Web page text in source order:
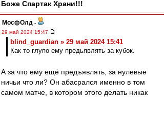
Боже Спартак Храни!!!
МосфОлд -
29 май 2024 15:47
blind_guardian » 29 май 2024 15:41
Как то глупо ему предьявлять за кубок.
А за что ему ещё предъявлять, за нулевые
ничьи что ли? Он абасрался именно в том
самом матче, в котором этого делать никак